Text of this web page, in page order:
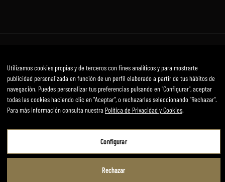
Desarrollado por mirai
Utilizamos cookies propias y de terceros con fines analíticos y para mostrarte
publicidad personalizada en función de un perfil elaborado a partir de tus hábitos de
navegación. Puedes personalizar tus preferencias pulsando en "Configurar", aceptar
todas las cookies haciendo clic en "Aceptar", o rechazarlas seleccionando "Rechazar".
Para más información consulta nuestra Política de Privacidad y Cookies.
Configurar
Rechazar
Aviso Legal
Política de Privacidad y Cookies